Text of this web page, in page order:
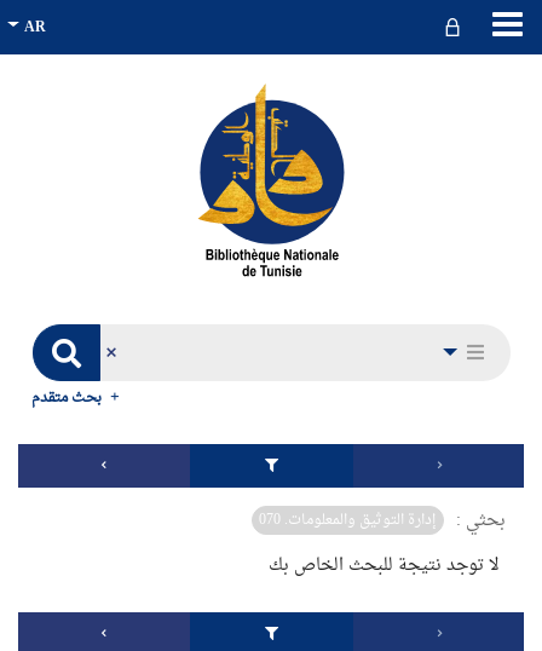
بحث متقدم
بحثي : إدارة التوثيق والمعلومات. 070
لا توجد نتيجة للبحث الخاص بك